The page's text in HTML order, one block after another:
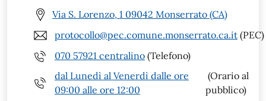
Via S. Lorenzo, 1 09042 Monserrato (CA)
protocollo@pec.comune.monserrato.ca.it (PEC)
070 57921 centralino (Telefono)
dal Lunedì al Venerdì dalle ore
09:00 alle ore 12:00
(Orario al
pubblico)